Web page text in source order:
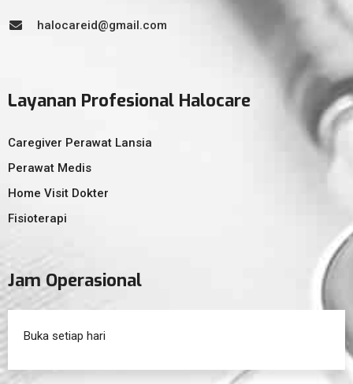
halocareid@gmail.com
Layanan Profesional Halocare
Caregiver Perawat Lansia
Perawat Medis
Home Visit Dokter
Fisioterapi
Jam Operasional
Buka setiap hari